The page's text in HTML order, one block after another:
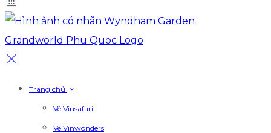
Trang chủ
Vé Vinsafari
Vé Vinwonders